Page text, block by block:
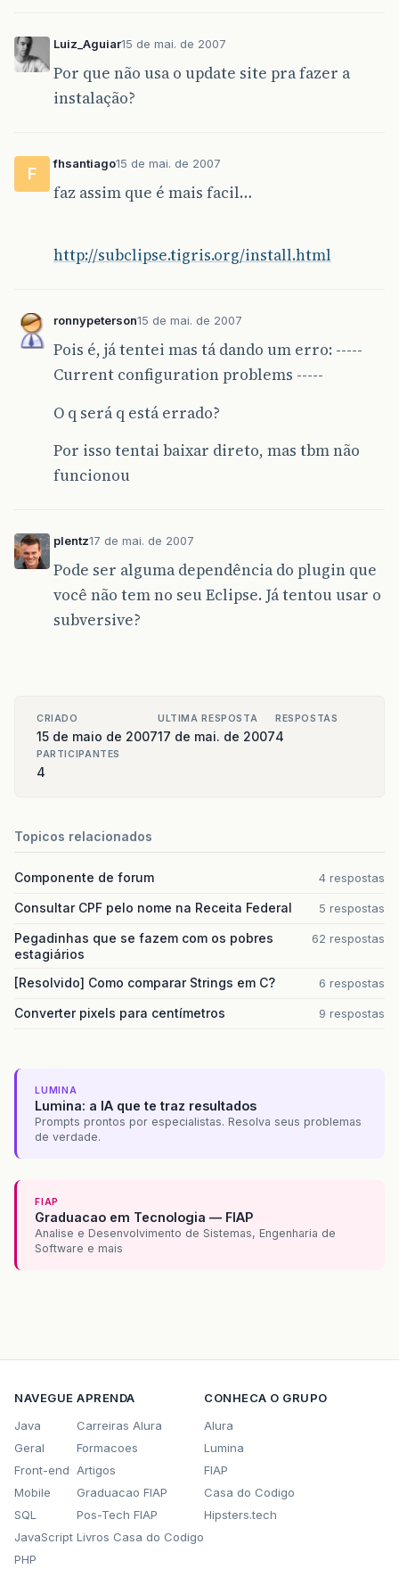
Luiz_Aguiar15 de mai. de 2007
Por que não usa o update site pra fazer a
instalação?
F
fhsantiago15 de mai. de 2007
faz assim que é mais facil…
http://subclipse.tigris.org/install.html
ronnypeterson15 de mai. de 2007
Pois é, já tentei mas tá dando um erro: -----
Current configuration problems -----
O q será q está errado?
Por isso tentai baixar direto, mas tbm não
funcionou
plentz17 de mai. de 2007
Pode ser alguma dependência do plugin que
você não tem no seu Eclipse. Já tentou usar o
subversive?
CRIADO
15 de maio de 2007
ULTIMA RESPOSTA
17 de mai. de 2007
RESPOSTAS
4
PARTICIPANTES
4
Topicos relacionados
Componente de forum 4 respostas
Consultar CPF pelo nome na Receita Federal 5 respostas
Pegadinhas que se fazem com os pobres
estagiários
62 respostas
[Resolvido] Como comparar Strings em C? 6 respostas
Converter pixels para centímetros 9 respostas
LUMINA
Lumina: a IA que te traz resultados
Prompts prontos por especialistas. Resolva seus problemas
de verdade.
FIAP
Graduacao em Tecnologia — FIAP
Analise e Desenvolvimento de Sistemas, Engenharia de
Software e mais
NAVEGUE
Java
Geral
Front-end
Mobile
SQL
JavaScript
PHP
APRENDA
Carreiras Alura
Formacoes
Artigos
Graduacao FIAP
Pos-Tech FIAP
Livros Casa do Codigo
CONHECA O GRUPO
Alura
Lumina
FIAP
Casa do Codigo
Hipsters.tech